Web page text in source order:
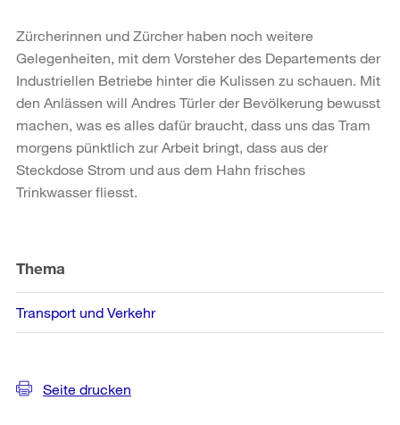
Zürcherinnen und Zürcher haben noch weitere
Gelegenheiten, mit dem Vorsteher des Departements der
Industriellen Betriebe hinter die Kulissen zu schauen. Mit
den Anlässen will Andres Türler der Bevölkerung bewusst
machen, was es alles dafür braucht, dass uns das Tram
morgens pünktlich zur Arbeit bringt, dass aus der
Steckdose Strom und aus dem Hahn frisches
Trinkwasser fliesst.
Informationen
Thema
Transport und Verkehr
Seite drucken